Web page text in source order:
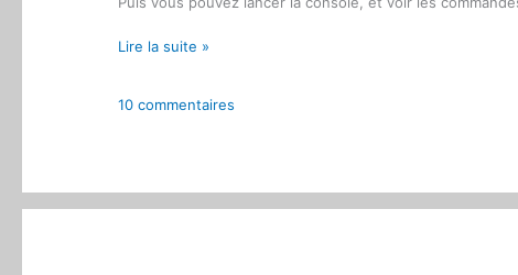
Console
Lire la suite »
10 commentaires